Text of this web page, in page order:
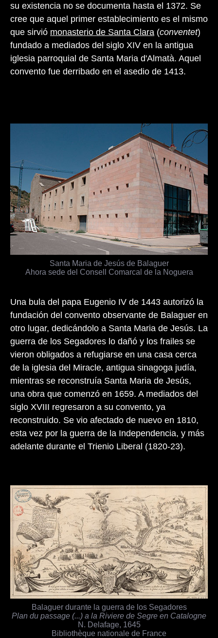
su existencia no se documenta hasta el 1372. Se
cree que aquel primer establecimiento es el mismo
que sirvió monasterio de Santa Clara (conventet)
fundado a mediados del siglo XIV en la antigua
iglesia parroquial de Santa Maria d'Almatà. Aquel
convento fue derribado en el asedio de 1413.
Santa Maria de Jesús de Balaguer
Ahora sede del Consell Comarcal de la Noguera
Una bula del papa Eugenio IV de 1443 autorizó la
fundación del convento observante de Balaguer en
otro lugar, dedicándolo a Santa Maria de Jesús. La
guerra de los Segadores lo dañó y los frailes se
vieron obligados a refugiarse en una casa cerca
de la iglesia del Miracle, antigua sinagoga judía,
mientras se reconstruía Santa Maria de Jesús,
una obra que comenzó en 1659. A mediados del
siglo XVIII regresaron a su convento, ya
reconstruido. Se vio afectado de nuevo en 1810,
esta vez por la guerra de la Independencia, y más
adelante durante el Trienio Liberal (1820-23).
Balaguer durante la guerra de los Segadores
Plan du passage (...) a la Riviere de Segre en Catalogne
N. Delafage, 1645
Bibliothèque nationale de France